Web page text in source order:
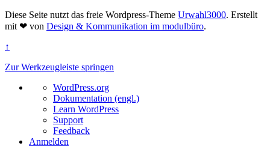
Diese Seite nutzt das freie Wordpress-Theme Urwahl3000. Erstellt
mit ❤ von Design & Kommunikation im modulbüro.
↑
Zur Werkzeugleiste springen
Über
WordPress
WordPress.org
Dokumentation (engl.)
Learn WordPress
Support
Feedback
Anmelden